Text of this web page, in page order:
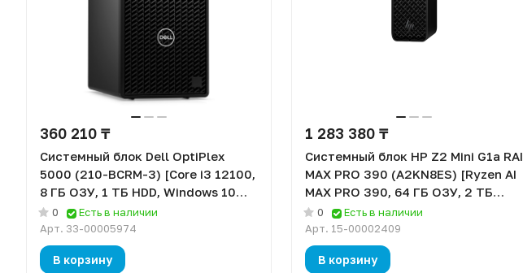
360 210 ₸
Системный блок Dell OptiPlex
5000 (210-BCRM-3) [Core i3 12100,
8 ГБ ОЗУ, 1 ТБ HDD, Windows 10
Pro]
0
Есть в наличии
Арт. 33-00005974
В корзину
1 283 380 ₸
Системный блок HP Z2 Mini G1a RAI
MAX PRO 390 (A2KN8ES) [Ryzen AI
MAX PRO 390, 64 ГБ ОЗУ, 2 ТБ
SSD, Windows 11 Pro]
0
Есть в наличии
Арт. 15-00002409
В корзину